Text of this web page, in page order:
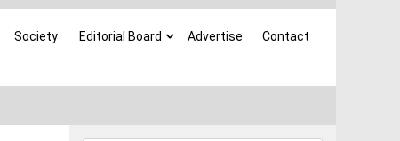
Society Editorial Board Advertise Contact